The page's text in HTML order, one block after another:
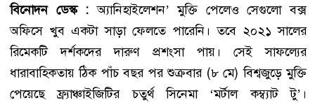
বিনোদন ডেস্ক :অ্যানিহাইলেশন’ মুক্তি পেলেও সেগুলো বক্স
অফিসে খুব একটা সাড়া ফেলতে পারেনি। তবে ২০২১ সালের
রিমেকটি দর্শকদের দারুণ প্রশংসা পায়। সেই সাফল্যের
ধারাবাহিকতায় ঠিক পাঁচ বছর পর শুক্রবার (৮ মে) বিশ্বজুড়ে মুক্তি
পেয়েছে ফ্র্যাঞ্চাইজিটির চতুর্থ সিনেমা ‘মর্টাল কম্ব্যাট টু’।